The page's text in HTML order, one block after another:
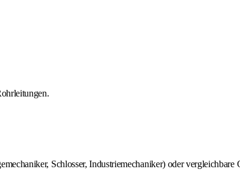
Schlosser, Industriemechaniker) oder vergleichbare